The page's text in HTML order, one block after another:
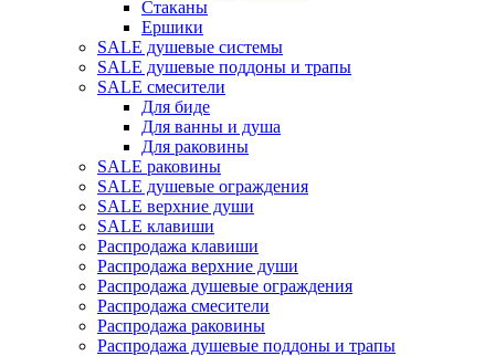
Стаканы
Ершики
SALE душевые системы
SALE душевые поддоны и трапы
SALE смесители
Для биде
Для ванны и душа
Для раковины
SALE раковины
SALE душевые ограждения
SALE верхние души
SALE клавиши
Распродажа клавиши
Распродажа верхние души
Распродажа душевые ограждения
Распродажа смесители
Распродажа раковины
Распродажа душевые поддоны и трапы